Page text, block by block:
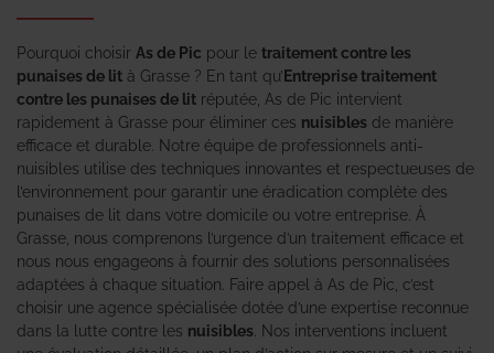
Pourquoi choisir As de Pic pour le traitement contre les
punaises de lit à Grasse ? En tant qu’ Entreprise traitement
contre les punaises de lit réputée, As de Pic intervient
rapidement à Grasse pour éliminer ces nuisibles de manière
efficace et durable. Notre équipe de professionnels anti-
nuisibles utilise des techniques innovantes et respectueuses de
l’environnement pour garantir une éradication complète des
punaises de lit dans votre domicile ou votre entreprise. À
Grasse, nous comprenons l’urgence d’un traitement efficace et
nous nous engageons à fournir des solutions personnalisées
adaptées à chaque situation. Faire appel à As de Pic, c’est
choisir une agence spécialisée dotée d’une expertise reconnue
dans la lutte contre les nuisibles . Nos interventions incluent